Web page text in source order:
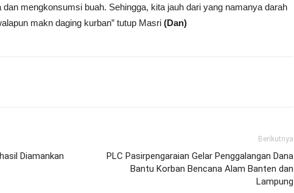
mengkonsumsi buah. Sehingga, kita jauh dari yang namanya darah
makn daging kurban” tutup Masri (Dan)
Diamankan
Berikutnya
PLC Pasirpengaraian Gelar Penggalangan Dana
Bantu Korban Bencana Alam Banten dan
Lampung